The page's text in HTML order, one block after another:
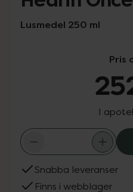
Lusmedel 250 ml
Pris
I
Snabba leveranser
Finns i webblager